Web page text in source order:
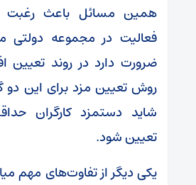
همین مسائل باعث رغبت
فعالیت در مجموعه دولتی
ضرورت دارد در روند تعیین
روش تعیین مزد برای این دو
شاید دستمزد کارگران
تعیین شود.
یکی دیگر از تفاوت‌های مهم